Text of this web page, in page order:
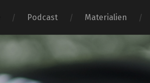
Podcast Materialien